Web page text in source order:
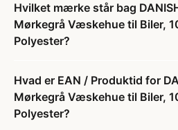
Hvilket mærke står bag
Mørkegrå Væskehue til Biler,
Polyester?
Hvad er EAN / Produktid for
Mørkegrå Væskehue til Biler,
Polyester?